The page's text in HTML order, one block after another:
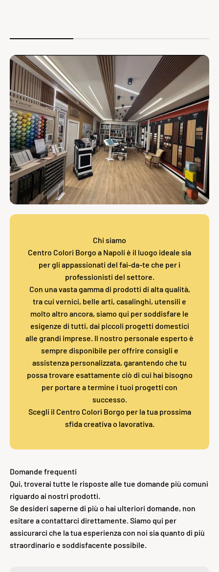
Chi siamo
Centro Colori Borgo a Napoli è il luogo ideale sia
per gli appassionati del fai-da-te che per i
professionisti del settore.
Con una vasta gamma di prodotti di alta qualità,
tra cui vernici, belle arti, casalinghi, utensili e
molto altro ancora, siamo qui per soddisfare le
esigenze di tutti, dai piccoli progetti domestici
alle grandi imprese. Il nostro personale esperto è
sempre disponibile per offrire consigli e
assistenza personalizzata, garantendo che tu
possa trovare esattamente ciò di cui hai bisogno
per portare a termine i tuoi progetti con
successo.
Scegli il Centro Colori Borgo per la tua prossima
sfida creativa o lavorativa.
Domande frequenti
Qui, troverai tutte le risposte alle tue domande più comuni
riguardo ai nostri prodotti.
Se desideri saperne di più o hai ulteriori domande, non
esitare a contattarci direttamente. Siamo qui per
assicurarci che la tua esperienza con noi sia quanto di più
straordinario e soddisfacente possibile.